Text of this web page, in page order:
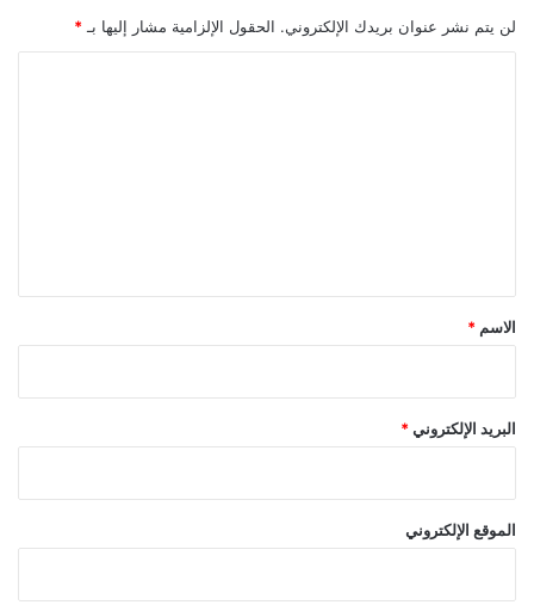
لن يتم نشر عنوان بريدك الإلكتروني. الحقول الإلزامية مشار إليها بـ *
*
الاسم *
البريد الإلكتروني *
الموقع الإلكتروني